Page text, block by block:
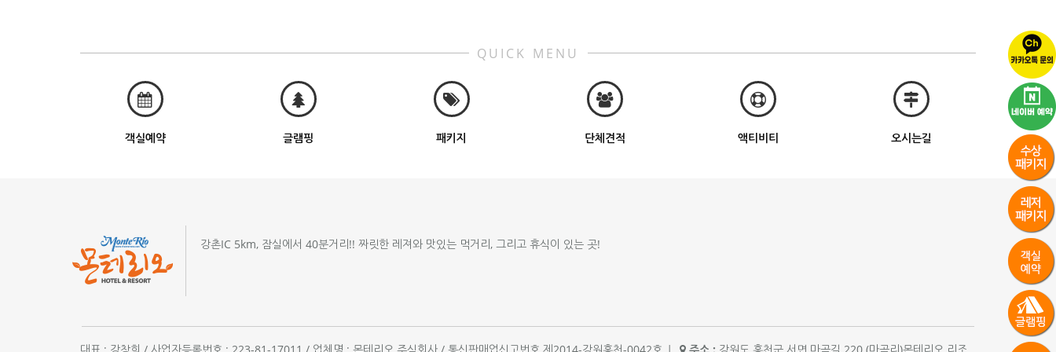
QUICK MENU
객실예약 글램핑 패키지 단체견적 액티비티 오시는길
강촌IC 5km, 잠실에서 40분거리!! 짜릿한 레져와 맛있는 먹거리, 그리고 휴식이 있는 곳!